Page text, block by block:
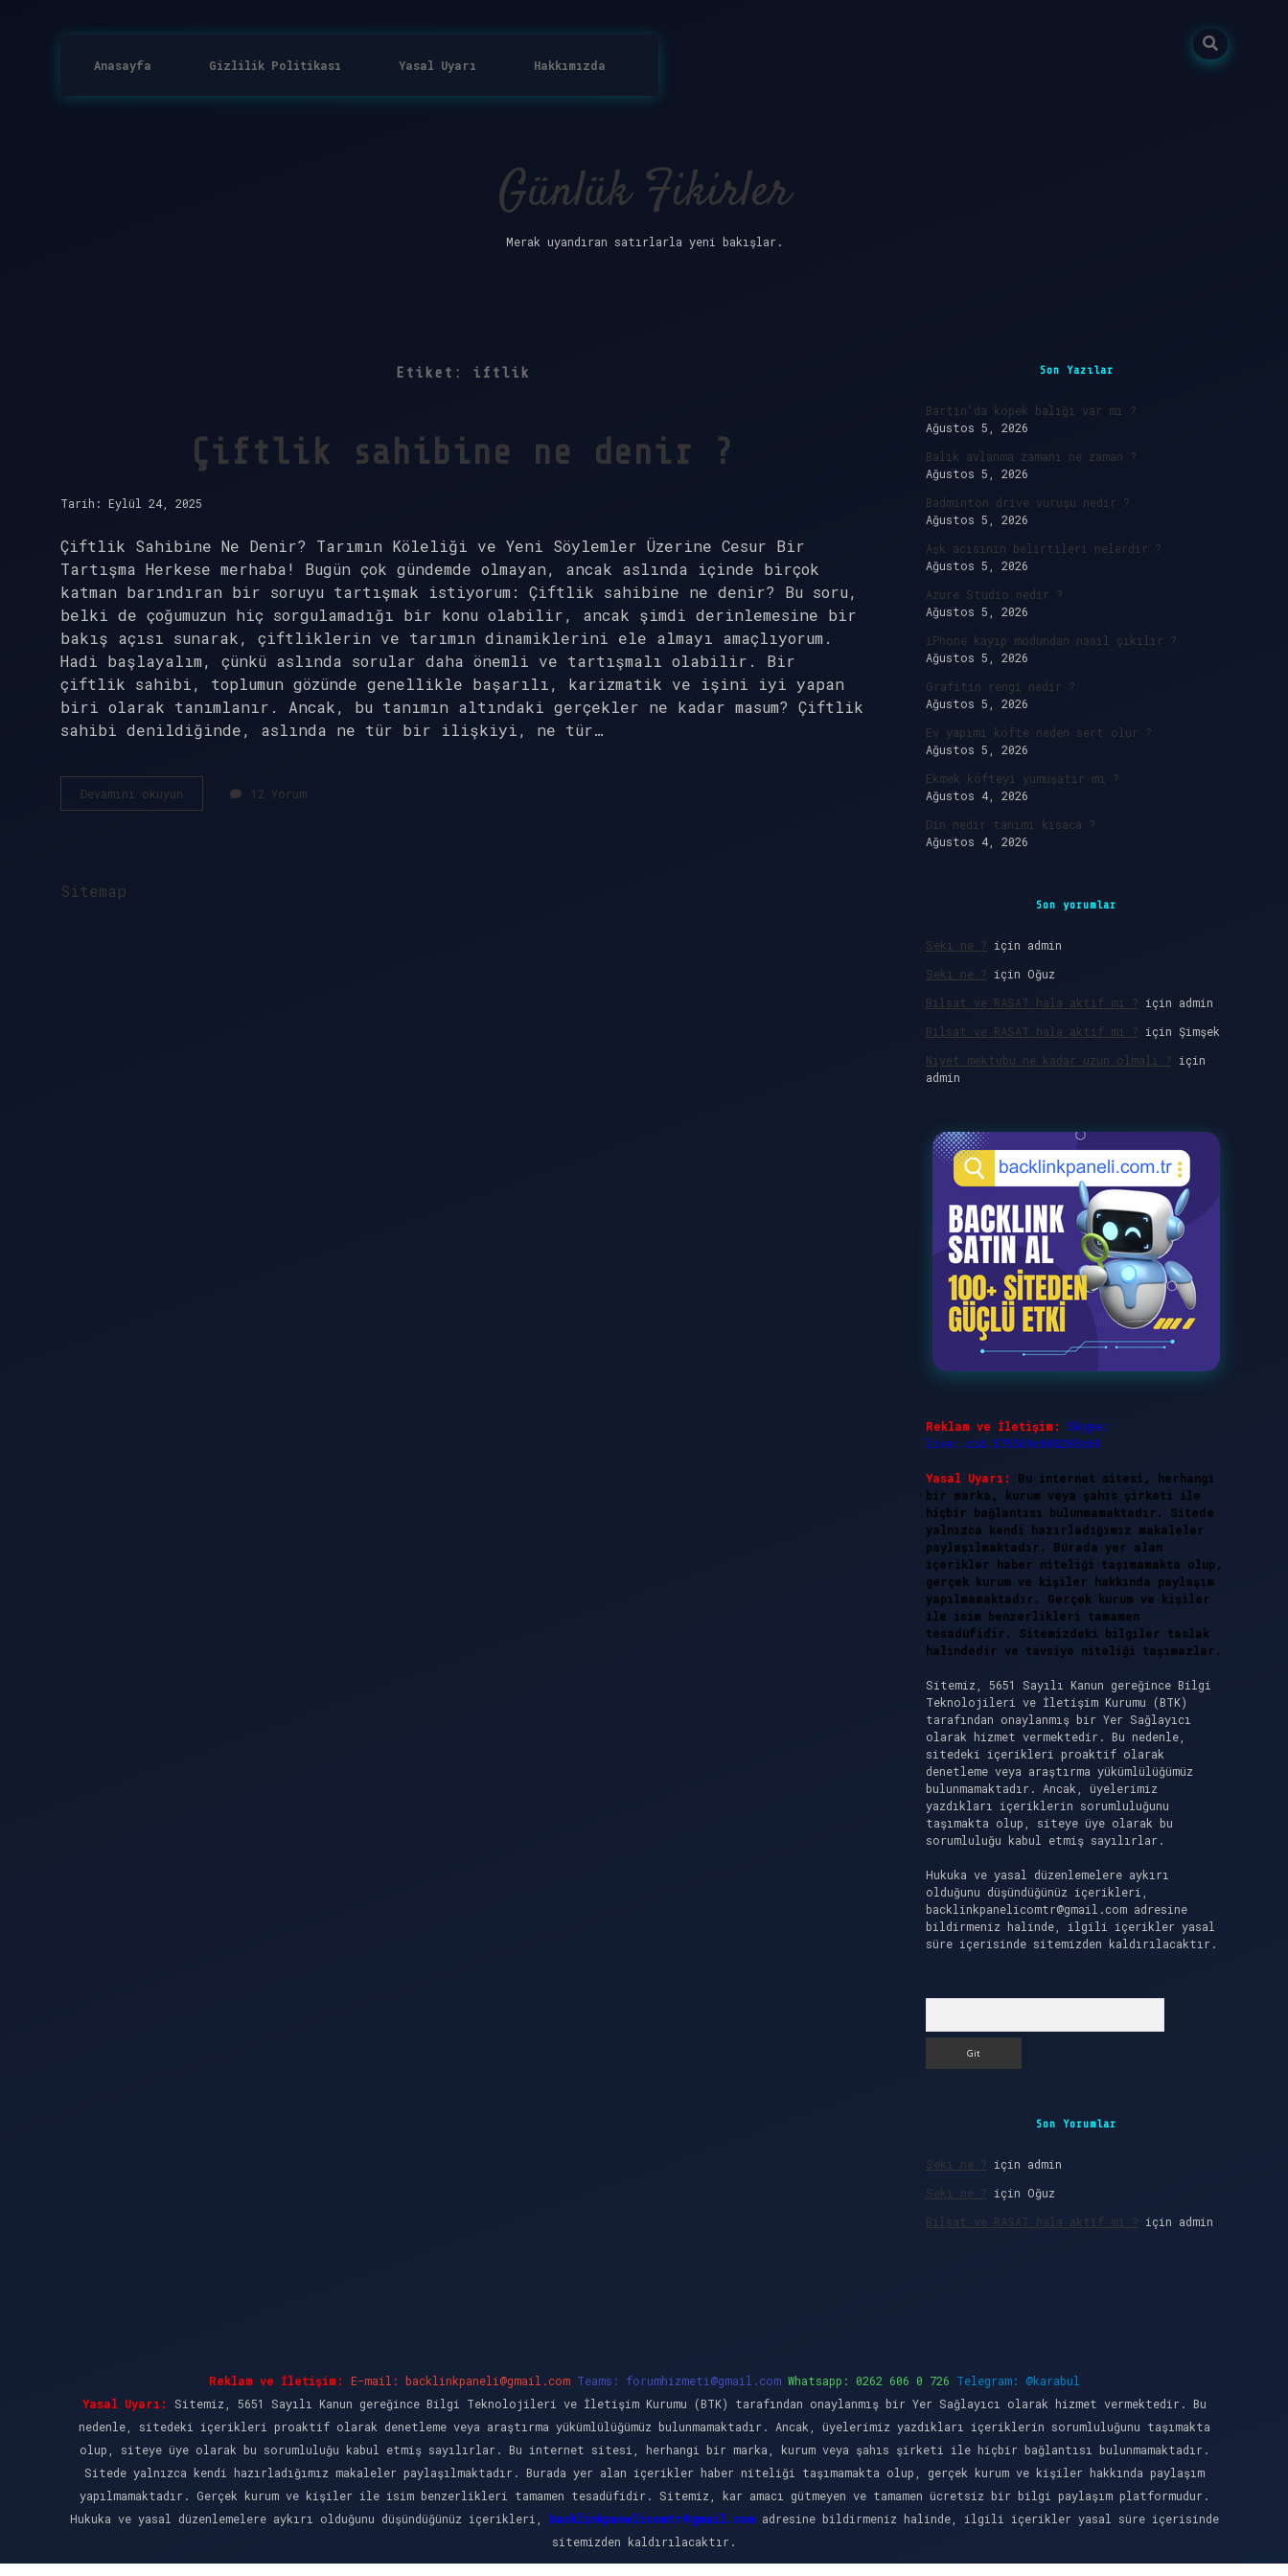
Anasayfa Gizlilik Politikası Yasal Uyarı Hakkımızda
Günlük Fikirler
Merak uyandıran satırlarla yeni bakışlar.
Etiket: iftlik
Çiftlik sahibine ne denir ?
Tarih: Eylül 24, 2025
Çiftlik Sahibine Ne Denir? Tarımın Köleliği ve Yeni Söylemler Üzerine Cesur Bir
Tartışma Herkese merhaba! Bugün çok gündemde olmayan, ancak aslında içinde birçok
katman barındıran bir soruyu tartışmak istiyorum: Çiftlik sahibine ne denir? Bu soru,
belki de çoğumuzun hiç sorgulamadığı bir konu olabilir, ancak şimdi derinlemesine bir
bakış açısı sunarak, çiftliklerin ve tarımın dinamiklerini ele almayı amaçlıyorum.
Hadi başlayalım, çünkü aslında sorular daha önemli ve tartışmalı olabilir. Bir
çiftlik sahibi, toplumun gözünde genellikle başarılı, karizmatik ve işini iyi yapan
biri olarak tanımlanır. Ancak, bu tanımın altındaki gerçekler ne kadar masum? Çiftlik
sahibi denildiğinde, aslında ne tür bir ilişkiyi, ne tür…
Devamını okuyun
sahibine
12 Yorum
Sitemap
SidebarSon Yazılar
Bartın’da köpek balığı var mı ?
Ağustos 5, 2026
Balık avlanma zamanı ne zaman ?
Ağustos 5, 2026
Badminton drive vuruşu nedir ?
Ağustos 5, 2026
Aşk acısının belirtileri nelerdir ?
Ağustos 5, 2026
Azure Studio nedir ?
Ağustos 5, 2026
iPhone kayıp modundan nasıl çıkılır ?
Ağustos 5, 2026
Grafitin rengi nedir ?
Ağustos 5, 2026
Ev yapımı köfte neden sert olur ?
Ağustos 5, 2026
Ekmek köfteyi yumuşatır mı ?
Ağustos 4, 2026
Din nedir tanımı kısaca ?
Ağustos 4, 2026
Son yorumlar
Seki ne ? için admin
Seki ne ? için Oğuz
Bilsat ve RASAT hala aktif mi ? için admin
Bilsat ve RASAT hala aktif mi ? için Şimşek
Niyet mektubu ne kadar uzun olmalı ? için
admin
Reklam ve İletişim:
Skype:
live:.cid.575569c608265c69
Yasal Uyarı:
Bu internet sitesi, herhangi
bir marka, kurum veya şahıs şirketi ile
hiçbir bağlantısı bulunmamaktadır. Sitede
yalnızca kendi hazırladığımız makaleler
paylaşılmaktadır. Burada yer alan
içerikler haber niteliği taşımamakta olup,
gerçek kurum ve kişiler hakkında paylaşım
yapılmamaktadır. Gerçek kurum ve kişiler
ile isim benzerlikleri tamamen
tesadüfidir. Sitemizdeki bilgiler taslak
halindedir ve tavsiye niteliği taşımazlar.
Sitemiz, 5651 Sayılı Kanun gereğince Bilgi
Teknolojileri ve İletişim Kurumu (BTK)
tarafından onaylanmış bir Yer Sağlayıcı
olarak hizmet vermektedir. Bu nedenle,
sitedeki içerikleri proaktif olarak
denetleme veya araştırma yükümlülüğümüz
bulunmamaktadır. Ancak, üyelerimiz
yazdıkları içeriklerin sorumluluğunu
taşımakta olup, siteye üye olarak bu
sorumluluğu kabul etmiş sayılırlar.
Hukuka ve yasal düzenlemelere aykırı
olduğunu düşündüğünüz içerikleri,
backlinkpanelicomtr@gmail.comadresine
bildirmeniz halinde, ilgili içerikler yasal
süre içerisinde sitemizden kaldırılacaktır.
Son Yorumlar
Seki ne ? için admin
Seki ne ? için Oğuz
Bilsat ve RASAT hala aktif mi ? için admin
Reklam ve İletişim: E-mail: backlinkpaneli@gmail.com Teams: forumhizmeti@gmail.com Whatsapp: 0262 606 0 726 Telegram: @karabul
Yasal Uyarı:
Sitemiz, 5651 Sayılı Kanun gereğince Bilgi Teknolojileri ve İletişim Kurumu (BTK) tarafından onaylanmış bir Yer Sağlayıcı olarak hizmet vermektedir. Bu
nedenle, sitedeki içerikleri proaktif olarak denetleme veya araştırma yükümlülüğümüz bulunmamaktadır. Ancak, üyelerimiz yazdıkları içeriklerin sorumluluğunu taşımakta
olup, siteye üye olarak bu sorumluluğu kabul etmiş sayılırlar. Bu internet sitesi, herhangi bir marka, kurum veya şahıs şirketi ile hiçbir bağlantısı bulunmamaktadır.
Sitede yalnızca kendi hazırladığımız makaleler paylaşılmaktadır. Burada yer alan içerikler haber niteliği taşımamakta olup, gerçek kurum ve kişiler hakkında paylaşım
yapılmamaktadır. Gerçek kurum ve kişiler ile isim benzerlikleri tamamen tesadüfidir. Sitemiz, kar amacı gütmeyen ve tamamen ücretsiz bir bilgi paylaşım platformudur.
Hukuka ve yasal düzenlemelere aykırı olduğunu düşündüğünüz içerikleri, backlinkpanelicomtr@gmail.comadresine bildirmeniz halinde, ilgili içerikler yasal süre içerisinde
sitemizden kaldırılacaktır.